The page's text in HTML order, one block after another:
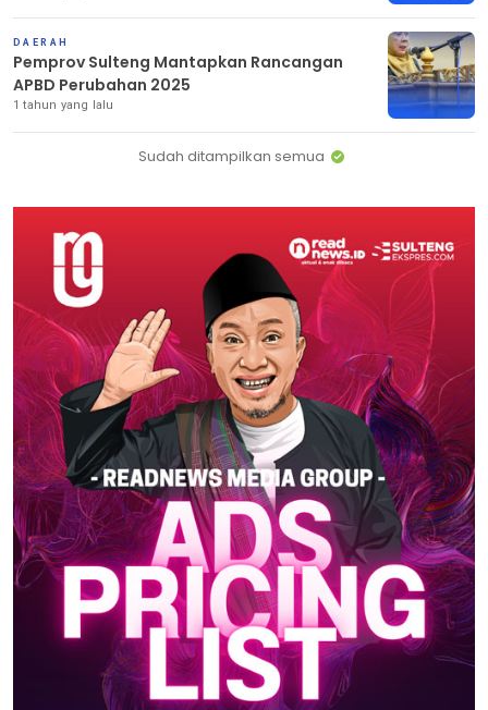
DAERAH
Pemprov Sulteng Mantapkan Rancangan
APBD Perubahan 2025
1 tahun yang lalu
Sudah ditampilkan semua